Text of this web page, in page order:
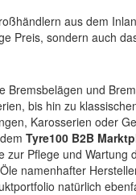
aus dem
Preis, sondern auch
Bremsbelägen und
bis hin zu
Karosserien oder
Tyre100 B2B
zur Pflege und Wartung
namenhafter
natürlich